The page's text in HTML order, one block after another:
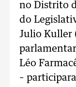
no Distrito
do
Julio Kuller
Léo
–